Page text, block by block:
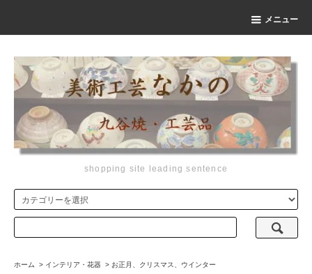
メニュー
shopping site leading sentence
ホーム > インテリア・花器 > お正月、クリスマス、ウインター